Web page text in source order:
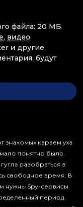
файла: 20 МБ.
, видео.
и другие
будут
знакомых караем уха
понятно было.
разобраться в
свободное время. В
нужны Spy-сервисы
период.